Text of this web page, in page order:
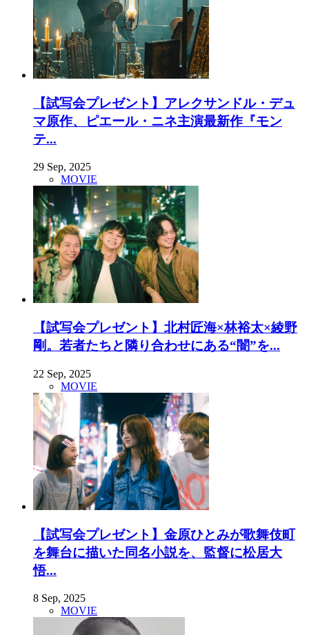
【試写会プレゼント】アレクサンドル・デュ
マ原作、ピエール・ニネ主演最新作『モン
テ...
29 Sep, 2025
MOVIE
【試写会プレゼント】北村匠海×林裕太×綾野
剛。若者たちと隣り合わせにある“闇”を...
22 Sep, 2025
MOVIE
【試写会プレゼント】金原ひとみが歌舞伎町
を舞台に描いた同名小説を、監督に松居大
悟...
8 Sep, 2025
MOVIE